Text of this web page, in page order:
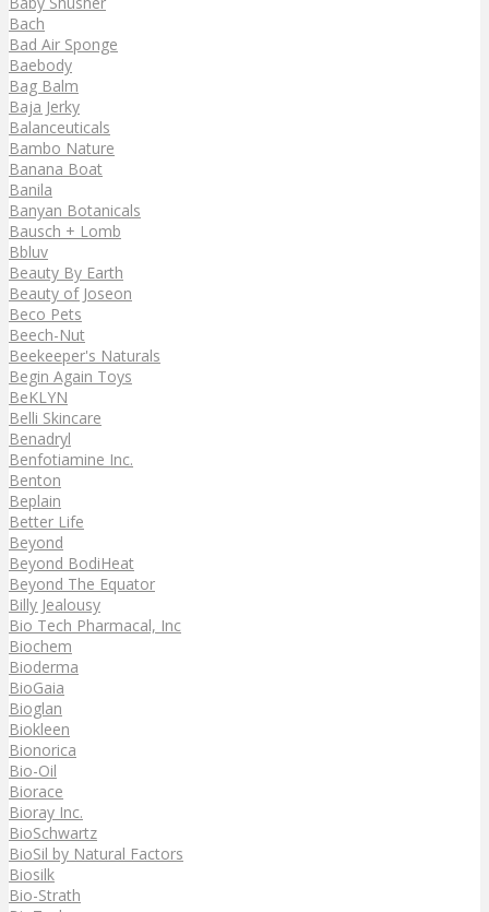
Bach
Bad Air Sponge
Baebody
Bag Balm
Baja Jerky
Balanceuticals
Bambo Nature
Banana Boat
Banila
Banyan Botanicals
Bausch + Lomb
Bbluv
Beauty By Earth
Beauty of Joseon
Beco Pets
Beech-Nut
Beekeeper's Naturals
Begin Again Toys
BeKLYN
Belli Skincare
Benadryl
Benfotiamine Inc.
Benton
Beplain
Better Life
Beyond
Beyond BodiHeat
Beyond The Equator
Billy Jealousy
Bio Tech Pharmacal, Inc
Biochem
Bioderma
BioGaia
Bioglan
Biokleen
Bionorica
Bio-Oil
Biorace
Bioray Inc.
BioSchwartz
BioSil by Natural Factors
Biosilk
Bio-Strath